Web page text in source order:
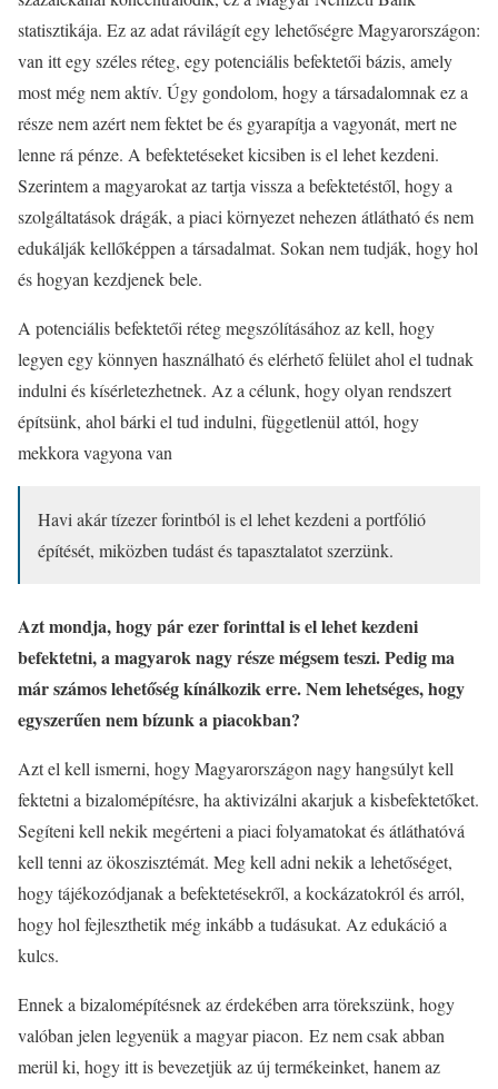
statisztikája. Ez az adat rávilágít egy lehetőségre Magyarországon:
van itt egy széles réteg, egy potenciális befektetői bázis, amely
most még nem aktív. Úgy gondolom, hogy a társadalomnak ez a
része nem azért nem fektet be és gyarapítja a vagyonát, mert ne
lenne rá pénze. A befektetéseket kicsiben is el lehet kezdeni.
Szerintem a magyarokat az tartja vissza a befektetéstől, hogy a
szolgáltatások drágák, a piaci környezet nehezen átlátható és nem
edukálják kellőképpen a társadalmat. Sokan nem tudják, hogy hol
és hogyan kezdjenek bele.
A potenciális befektetői réteg megszólításához az kell, hogy
legyen egy könnyen használható és elérhető felület ahol el tudnak
indulni és kísérletezhetnek. Az a célunk, hogy olyan rendszert
építsünk, ahol bárki el tud indulni, függetlenül attól, hogy
mekkora vagyona van
Havi akár tízezer forintból is el lehet kezdeni a portfólió
építését, miközben tudást és tapasztalatot szerzünk.
Azt mondja, hogy pár ezer forinttal is el lehet kezdeni
befektetni, a magyarok nagy része mégsem teszi. Pedig ma
már számos lehetőség kínálkozik erre. Nem lehetséges, hogy
egyszerűen nem bízunk a piacokban?
Azt el kell ismerni, hogy Magyarországon nagy hangsúlyt kell
fektetni a bizalomépítésre, ha aktivizálni akarjuk a kisbefektetőket.
Segíteni kell nekik megérteni a piaci folyamatokat és átláthatóvá
kell tenni az ökoszisztémát. Meg kell adni nekik a lehetőséget,
hogy tájékozódjanak a befektetésekről, a kockázatokról és arról,
hogy hol fejleszthetik még inkább a tudásukat. Az edukáció a
kulcs.
Ennek a bizalomépítésnek az érdekében arra törekszünk, hogy
valóban jelen legyenük a magyar piacon. Ez nem csak abban
merül ki, hogy itt is bevezetjük az új termékeinket, hanem az